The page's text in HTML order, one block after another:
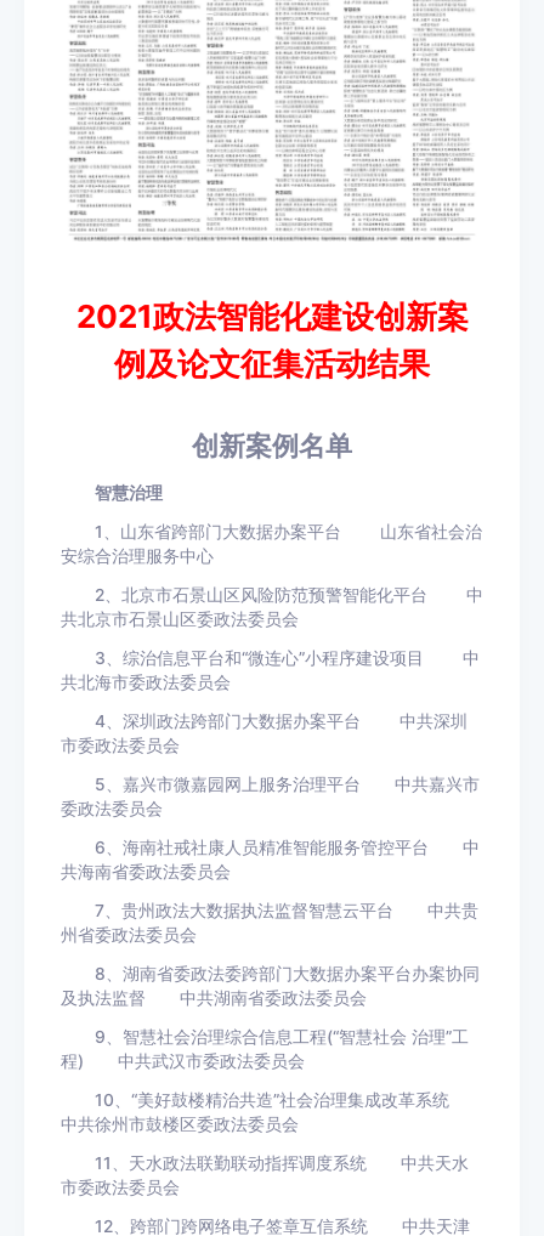
2021政法智能化建设创新案
例及论文征集活动结果
创新案例名单
智慧治理
1、山东省跨部门大数据办案平台 山东省社会治
安综合治理服务中心
2、北京市石景山区风险防范预警智能化平台 中
共北京市石景山区委政法委员会
3、综治信息平台和“微连心”小程序建设项目 中
共北海市委政法委员会
4、深圳政法跨部门大数据办案平台 中共深圳
市委政法委员会
5、嘉兴市微嘉园网上服务治理平台 中共嘉兴市
委政法委员会
6、海南社戒社康人员精准智能服务管控平台 中
共海南省委政法委员会
7、贵州政法大数据执法监督智慧云平台 中共贵
州省委政法委员会
8、湖南省委政法委跨部门大数据办案平台办案协同
及执法监督 中共湖南省委政法委员会
9、智慧社会治理综合信息工程(“智慧社会 治理”工
程) 中共武汉市委政法委员会
10、“美好鼓楼精治共造”社会治理集成改革系统
中共徐州市鼓楼区委政法委员会
11、天水政法联勤联动指挥调度系统 中共天水
市委政法委员会
12、跨部门跨网络电子签章互信系统 中共天津